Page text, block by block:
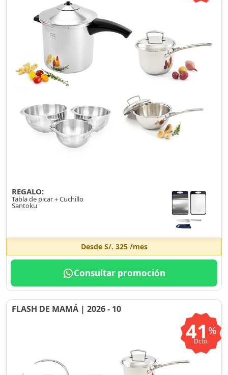
REGALO:
Tabla de picar + Cuchillo
Santoku
Desde S/. 325/mes
Consultar promoción
FLASH DE MAMÁ | 2026 - 10
41 %
Dcto.